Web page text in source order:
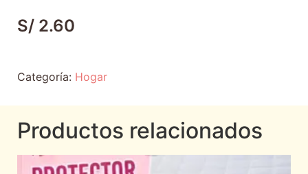
S/ 2.60
Categoría: Hogar
Productos relacionados